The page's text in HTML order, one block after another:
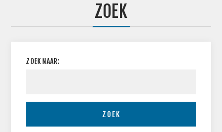
ZOEK
ZOEK NAAR:
ZOEK